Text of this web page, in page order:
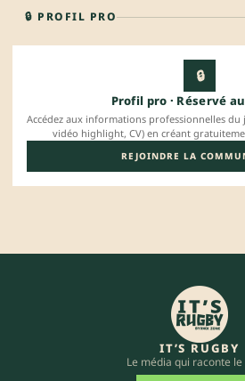
🔒 PROFIL PRO
🔒
Profil pro · Réservé
Accédez aux informations professionnelles
vidéo highlight, CV) en créant
REJOINDRE LA
IT’S RUGBY
Le média qui raconte